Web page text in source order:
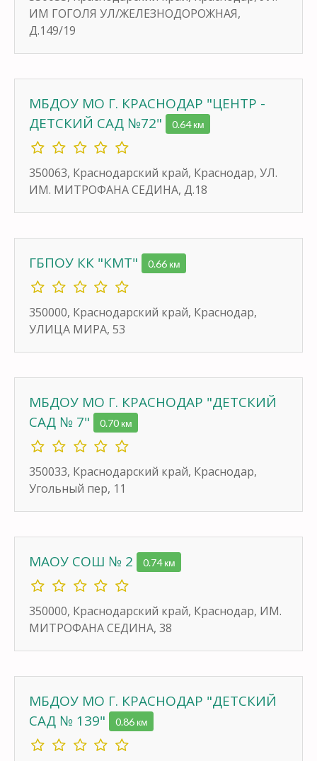
ИМ ГОГОЛЯ УЛ/ЖЕЛЕЗНОДОРОЖНАЯ,
Д.149/19
МБДОУ МО Г. КРАСНОДАР "ЦЕНТР -
ДЕТСКИЙ САД №72"
0.64 км
350063, Краснодарский край, Краснодар, УЛ.
ИМ. МИТРОФАНА СЕДИНА, Д.18
ГБПОУ КК "КМТ" 0.66 км
350000, Краснодарский край, Краснодар,
УЛИЦА МИРА, 53
МБДОУ МО Г. КРАСНОДАР "ДЕТСКИЙ
САД № 7"
0.70 км
350033, Краснодарский край, Краснодар,
Угольный пер, 11
МАОУ СОШ № 2 0.74 км
350000, Краснодарский край, Краснодар, ИМ.
МИТРОФАНА СЕДИНА, 38
МБДОУ МО Г. КРАСНОДАР "ДЕТСКИЙ
САД № 139"
0.86 км